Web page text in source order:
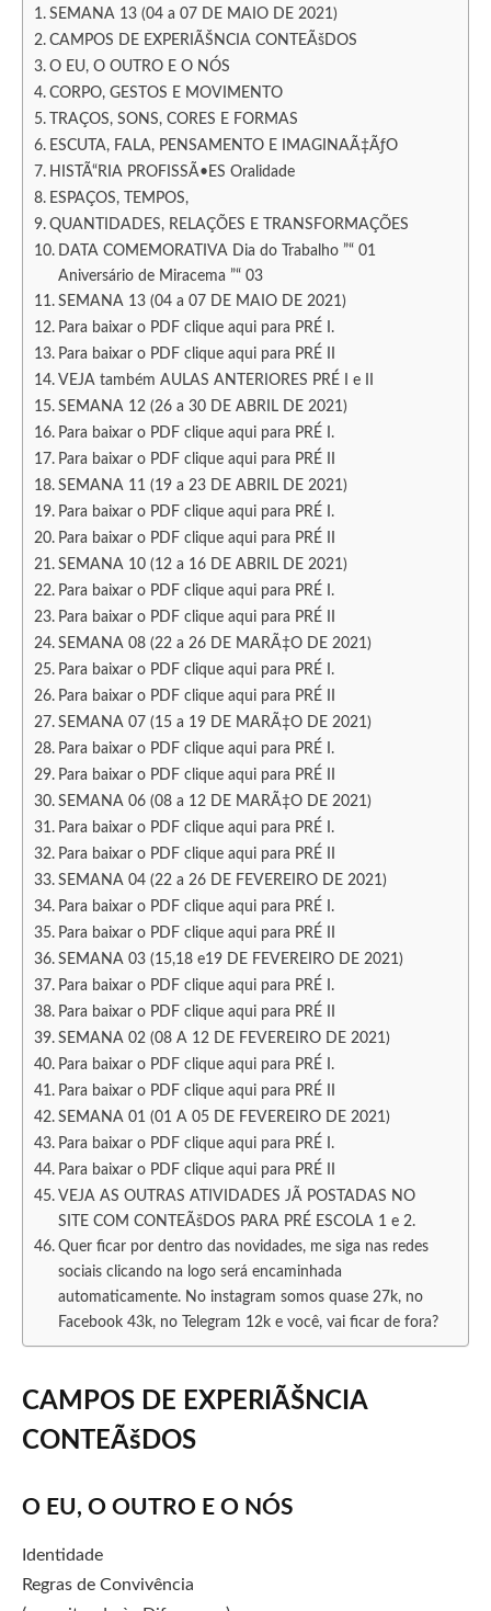
SEMANA 13 (04 a 07 DE MAIO DE 2021)
CAMPOS DE EXPERIÃŠNCIA CONTEÃšDOS
O EU, O OUTRO E O NÓS
CORPO, GESTOS E MOVIMENTO
TRAÇOS, SONS, CORES E FORMAS
ESCUTA, FALA, PENSAMENTO E IMAGINAÃ‡ÃƒO
HISTÃ“RIA PROFISSÃ•ES Oralidade
ESPAÇOS, TEMPOS,
QUANTIDADES, RELAÇÕES E TRANSFORMAÇÕES
DATA COMEMORATIVA Dia do Trabalho ”“ 01
Aniversário de Miracema ”“ 03
SEMANA 13 (04 a 07 DE MAIO DE 2021)
Para baixar o PDF clique aqui para PRÉ I.
Para baixar o PDF clique aqui para PRÉ II
VEJA também AULAS ANTERIORES PRÉ I e II
SEMANA 12 (26 a 30 DE ABRIL DE 2021)
Para baixar o PDF clique aqui para PRÉ I.
Para baixar o PDF clique aqui para PRÉ II
SEMANA 11 (19 a 23 DE ABRIL DE 2021)
Para baixar o PDF clique aqui para PRÉ I.
Para baixar o PDF clique aqui para PRÉ II
SEMANA 10 (12 a 16 DE ABRIL DE 2021)
Para baixar o PDF clique aqui para PRÉ I.
Para baixar o PDF clique aqui para PRÉ II
SEMANA 08 (22 a 26 DE MARÃ‡O DE 2021)
Para baixar o PDF clique aqui para PRÉ I.
Para baixar o PDF clique aqui para PRÉ II
SEMANA 07 (15 a 19 DE MARÃ‡O DE 2021)
Para baixar o PDF clique aqui para PRÉ I.
Para baixar o PDF clique aqui para PRÉ II
SEMANA 06 (08 a 12 DE MARÃ‡O DE 2021)
Para baixar o PDF clique aqui para PRÉ I.
Para baixar o PDF clique aqui para PRÉ II
SEMANA 04 (22 a 26 DE FEVEREIRO DE 2021)
Para baixar o PDF clique aqui para PRÉ I.
Para baixar o PDF clique aqui para PRÉ II
SEMANA 03 (15,18 e19 DE FEVEREIRO DE 2021)
Para baixar o PDF clique aqui para PRÉ I.
Para baixar o PDF clique aqui para PRÉ II
SEMANA 02 (08 A 12 DE FEVEREIRO DE 2021)
Para baixar o PDF clique aqui para PRÉ I.
Para baixar o PDF clique aqui para PRÉ II
SEMANA 01 (01 A 05 DE FEVEREIRO DE 2021)
Para baixar o PDF clique aqui para PRÉ I.
Para baixar o PDF clique aqui para PRÉ II
VEJA AS OUTRAS ATIVIDADES JÃ POSTADAS NO
SITE COM CONTEÃšDOS PARA PRÉ ESCOLA 1 e 2.
Quer ficar por dentro das novidades, me siga nas redes
sociais clicando na logo será encaminhada
automaticamente. No instagram somos quase 27k, no
Facebook 43k, no Telegram 12k e você, vai ficar de fora?
CAMPOS DE EXPERIÃŠNCIA
CONTEÃšDOS
O EU, O OUTRO E O NÓS
Identidade
Regras de Convivência